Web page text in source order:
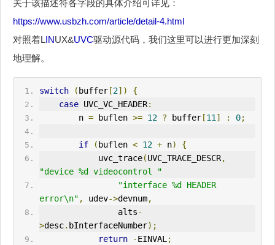
关于该描述符各字段的具体介绍可详见：
https://www.usbzh.com/article/detail-4.html
对照着LINUX&UVC驱动源代码，我们这里可以进行更加深刻
地理解。
switch ( buffer[2])
{
case UVC_VC_HEADER:
        n
= buflen >= 12 ? buffer[11 ] : 0;
if ( buflen < 12 + n)
{
            uvc_trace
(UVC_TRACE_DESCR,
"device %d videocontrol "
"interface %d HEADER
error\n" , udev->devnum,
                alts
-
>desc. bInterfaceNumber);
return
-EINVAL ;